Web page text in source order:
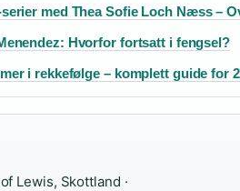
med Thea Sofie Loch Næss –
Hvorfor fortsatt i fengsel?
i rekkefølge – komplett guide for
Lewis, Skottland ·